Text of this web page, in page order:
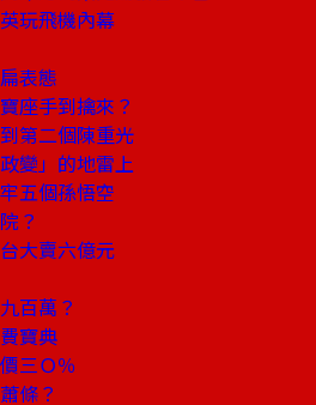
玩飛機內幕
表態
座手到擒來？
第二個陳重光
變」的地雷上
五個孫悟空
？
大賣六億元
百萬？
寶典
三Ｏ％
條？